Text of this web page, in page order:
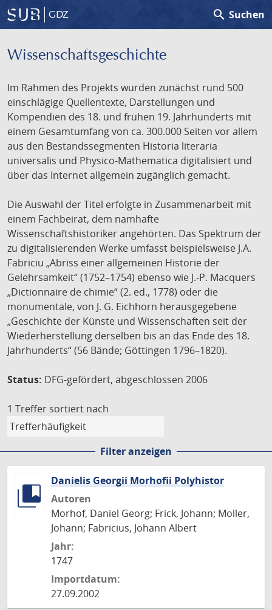
GDZ search Suchen
Wissenschafts­geschichte
Im Rahmen des Projekts wurden zunächst rund 500
einschlägige Quellentexte, Darstellungen und
Kompendien des 18. und frühen 19. Jahrhunderts mit
einem Gesamtumfang von ca. 300.000 Seiten vor allem
aus den Bestandssegmenten Historia literaria
universalis und Physico-Mathematica digitalisiert und
über das Internet allgemein zugänglich gemacht.
Die Auswahl der Titel erfolgte in Zusammenarbeit mit
einem Fachbeirat, dem namhafte
Wissenschaftshistoriker angehörten. Das Spektrum der
zu digitalisierenden Werke umfasst beispielsweise J.A.
Fabriciu „Abriss einer allgemeinen Historie der
Gelehrsamkeit“ (1752–1754) ebenso wie J.-P. Macquers
„Dictionnaire de chimie“ (2. ed., 1778) oder die
monumentale, von J. G. Eichhorn herausgegebene
„Geschichte der Künste und Wissenschaften seit der
Wiederherstellung derselben bis an das Ende des 18.
Jahrhunderts“ (56 Bände; Göttingen 1796–1820).
Status: DFG-gefördert, abgeschlossen 2006
1 Treffer sortiert nach
Filter anzeigen
Danielis Georgii Morhofii Polyhistor
Autoren
Morhof, Daniel Georg; Frick, Johann; Moller,
Johann; Fabricius, Johann Albert
Jahr:
1747
Importdatum:
27.09.2002